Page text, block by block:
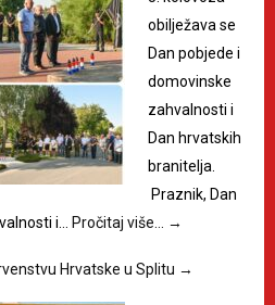
obilježava se
Dan pobjede i
domovinske
zahvalnosti i
Dan hrvatskih
branitelja.
Praznik, Dan
i…
Pročitaj više… →
Hrvatske u Splitu →